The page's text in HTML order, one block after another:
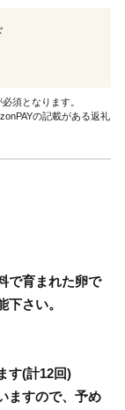
須となります。
の記載がある返礼
で育まれた卵で
さい。
す(計12回)
ますので、予め